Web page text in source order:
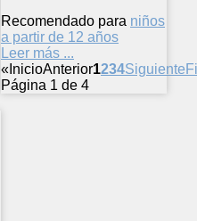
Recomendado para niños
a partir de 12 años
Leer más ...
« InicioAnterior1234Siguiente
Página 1 de 4